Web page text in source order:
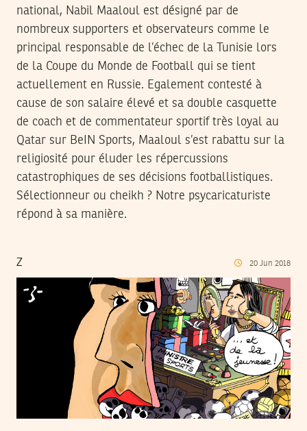
national, Nabil Maaloul est désigné par de
nombreux supporters et observateurs comme le
principal responsable de l’échec de la Tunisie lors
de la Coupe du Monde de Football qui se tient
actuellement en Russie. Egalement contesté à
cause de son salaire élevé et sa double casquette
de coach et de commentateur sportif très loyal au
Qatar sur BeIN Sports, Maaloul s’est rabattu sur la
religiosité pour éluder les répercussions
catastrophiques de ses décisions footballistiques.
Sélectionneur ou cheikh ? Notre psycaricaturiste
répond à sa manière.
Z 20 Jun 2018